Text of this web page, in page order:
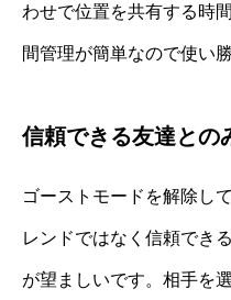
わせで位置を共有する時
間管理が簡単なので使い
信頼できる友達との
ゴーストモードを解除し
レンドではなく信頼でき
が望ましいです。相手を